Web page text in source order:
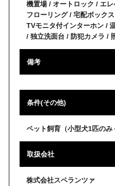
機置場 / オートロック / エ
フローリング / 宅配ボック
TVモニタ付インターホン /
/ 独立洗面台 / 防犯カメラ /
備考
条件(その他)
ペット飼育（小型犬1匹の
取扱会社
株式会社スペランツァ